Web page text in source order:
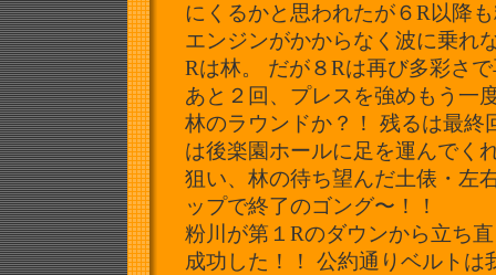
にくるかと思われたが６R以降
エンジンがかからなく波に乗れ
Rは林。 だが８Rは再び多彩さ
あと２回、プレスを強めもう一
林のラウンドか？！ 残るは最
は後楽園ホールに足を運んでく
狙い、林の待ち望んだ土俵・左
ップで終了のゴング〜！！
粉川が第１Rのダウンから立ち
成功した！！ 公約通りベルト